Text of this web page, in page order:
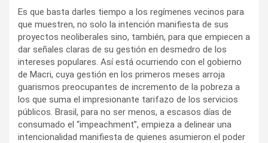
Es que basta darles tiempo a los regímenes vecinos para
que muestren, no solo la intención manifiesta de sus
proyectos neoliberales sino, también, para que empiecen a
dar señales claras de su gestión en desmedro de los
intereses populares. Así está ocurriendo con el gobierno
de Macri, cuya gestión en los primeros meses arroja
guarismos preocupantes de incremento de la pobreza a
los que suma el impresionante tarifazo de los servicios
públicos. Brasil, para no ser menos, a escasos días de
consumado el “impeachment”, empieza a delinear una
intencionalidad manifiesta de quienes asumieron el poder